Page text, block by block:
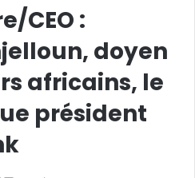
CEO :
doyen
africains, le
président